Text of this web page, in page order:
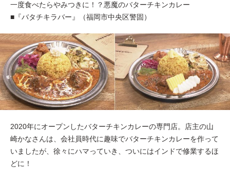
一度食べたらやみつきに！？悪魔のバターチキンカレー
■『バタチキラバー』（福岡市中央区警固）
2020年にオープンしたバターチキンカレーの専門店。店主の山
崎かなさんは、会社員時代に趣味でバターチキンカレーを作って
いましたが、徐々にハマっていき、ついにはインドで修業するほ
どに！